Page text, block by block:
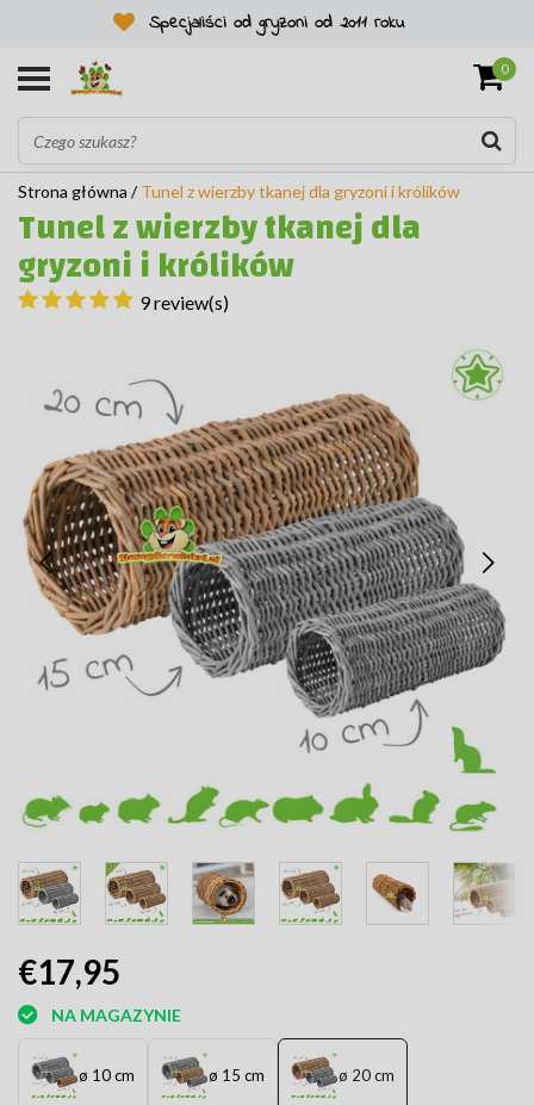
Specjaliści od gryzoni od 2011 roku
0
Strona główna /Tunel z wierzby tkanej dla gryzoni i królików
Tunel z wierzby tkanej dla
gryzoni i królików
9 review(s)
€17,95
NA MAGAZYNIE
ø 10 cm ø 15 cm ø 20 cm